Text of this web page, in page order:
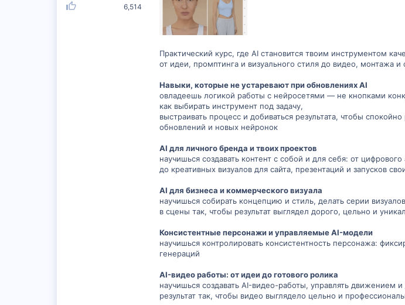
6,514
Практический курс, где AI становится твоим инструментом
от идеи, промптинга и визуального стиля до видео, монтажа и
Навыки, которые не устаревают при обновлениях AI
овладеешь логикой работы с нейросетями — не кнопками
как выбирать инструмент под задачу,
выстраивать процесс и добиваться результата, чтобы
обновлений и новых нейронок
AI для личного бренда и твоих проектов
научишься создавать контент с собой и для себя: от
до креативных визуалов для сайта, презентаций и запусков
AI для бизнеса и коммерческого визуала
научишься собирать концепцию и стиль, делать серии
в сцены так, чтобы результат выглядел дорого, цельно и
Консистентные персонажи и управляемые AI-модели
научишься контролировать консистентность персонажа:
генераций
AI-видео работы: от идеи до готового ролика
научишься создавать AI-видео-работы, управлять движением
результат так, чтобы видео выглядело цельно и